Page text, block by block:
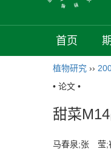
首页
植物研究 ››
• 论文 •
甜菜
马春泉;张 莹;